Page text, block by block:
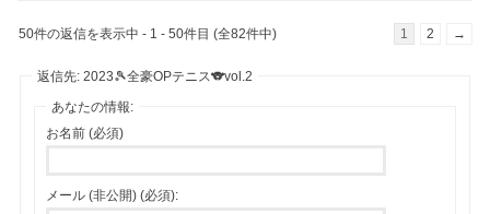
50件の返信を表示中 - 1 - 50件目 (全82件中) 1 2 →
返信先: 2023🎾全豪OPテニス🐨vol.2
あなたの情報:
お名前 (必須)
メール (非公開) (必須):